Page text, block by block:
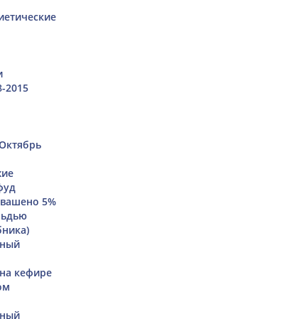
2015
5%
кефире